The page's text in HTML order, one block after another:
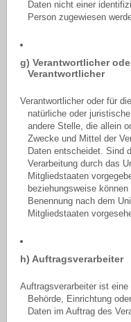
Daten nicht einer
Person zugewiesen
g) Verantwortlicher
Verantwortlicher
Verantwortlicher oder für
natürliche oder
andere Stelle, die allein
Zwecke und Mittel der
Daten entscheidet. Sind
Verarbeitung durch das
Mitgliedstaaten
beziehungsweise
Benennung nach dem
Mitgliedstaaten
h) Auftragsverarbeiter
Auftragsverarbeiter ist
Behörde, Einrichtung
Daten im Auftrag des